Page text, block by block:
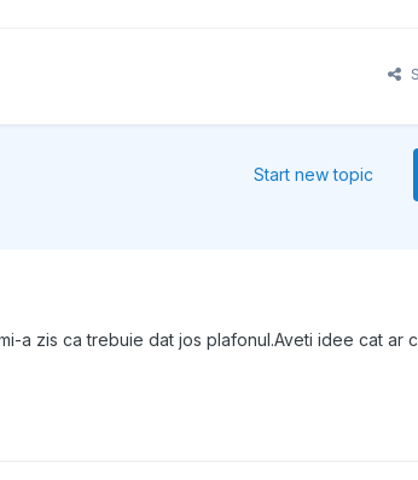
Start new topic
a zis ca trebuie dat jos plafonul.Aveti idee cat ar